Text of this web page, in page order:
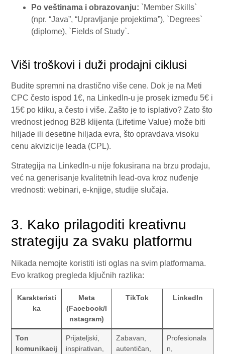
Po veštinama i obrazovanju: `Member Skills`
(npr. “Java”, “Upravljanje projektima”), `Degrees`
(diplome), `Fields of Study`.
Viši troškovi i duži prodajni ciklusi
Budite spremni na drastično više cene. Dok je na Meti
CPC često ispod 1€, na LinkedIn-u je prosek između 5€ i
15€ po kliku, a često i više. Zašto je to isplativo? Zato što
vrednost jednog B2B klijenta (Lifetime Value) može biti
hiljade ili desetine hiljada evra, što opravdava visoku
cenu akvizicije leada (CPL).
Strategija na LinkedIn-u nije fokusirana na brzu prodaju,
već na generisanje kvalitetnih lead-ova kroz nuđenje
vrednosti: webinari, e-knjige, studije slučaja.
3. Kako prilagoditi kreativnu
strategiju za svaku platformu
Nikada nemojte koristiti isti oglas na svim platformama.
Evo kratkog pregleda ključnih razlika:
Karakteristi
ka
Meta
(Facebook/I
nstagram)
TikTok LinkedIn
Ton
komunikacij
Prijateljski,
inspirativan,
Zabavan,
autentičan,
Profesionala
n,